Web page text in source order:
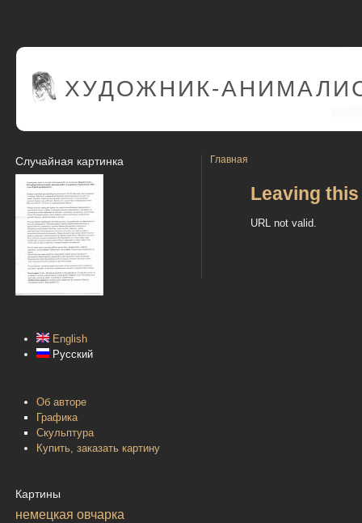
ХУДОЖНИК-
Случайная картинка
English
Русский
Об авторе
Графика
Скульптура
Купить, заказать картину
Картины
немецкая овчарка
Главная
Leaving
URL not valid.